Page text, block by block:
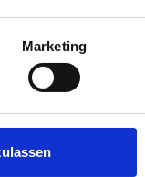
Marketing